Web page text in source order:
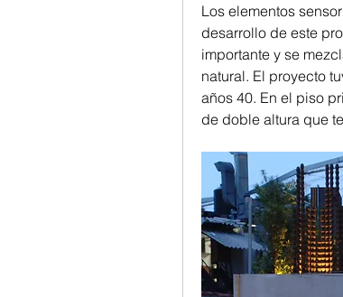
Los elementos
desarrollo de este
importante y se
natural. El proyecto
años 40. En el piso
de doble altura que